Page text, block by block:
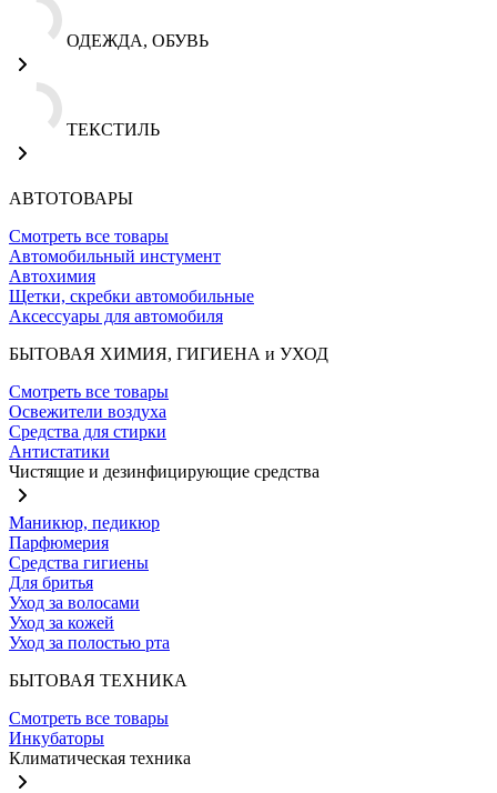
ОДЕЖДА, ОБУВЬ
ТЕКСТИЛЬ
АВТОТОВАРЫ
Смотреть все товары
Автомобильный инстумент
Автохимия
Щетки, скребки автомобильные
Аксессуары для автомобиля
БЫТОВАЯ ХИМИЯ, ГИГИЕНА и УХОД
Смотреть все товары
Освежители воздуха
Средства для стирки
Антистатики
Чистящие и дезинфицирующие средства
Маникюр, педикюр
Парфюмерия
Средства гигиены
Для бритья
Уход за волосами
Уход за кожей
Уход за полостью рта
БЫТОВАЯ ТЕХНИКА
Смотреть все товары
Инкубаторы
Климатическая техника